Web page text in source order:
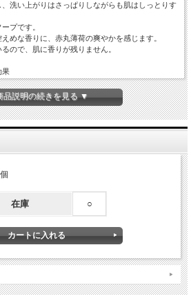
洗い上がりはさっぱりしながらも肌はしっとりす
プです。
めな香りに、赤丸薄荷の爽やかを感じます。
ので、肌に香りが残りません。
果
効果
お楽しみください。
説明の続きを見る ▼
個
在庫 ○